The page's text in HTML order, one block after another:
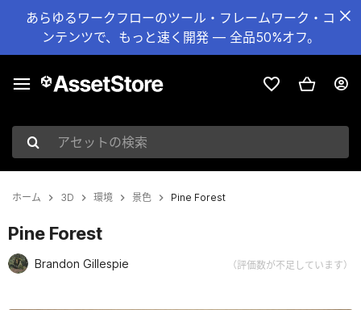
あらゆるワークフローのツール・フレームワーク・コ
ンテンツで、もっと速く開発 — 全品50%オフ。
アセットの検索
ホーム 3D 環境 景色 Pine Forest
Pine Forest
Brandon Gillespie （評価数が不足しています）